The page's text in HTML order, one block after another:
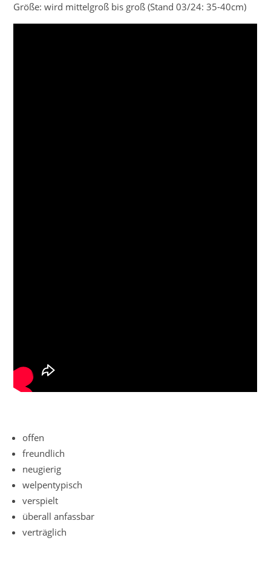
Größe: wird mittelgroß bis groß (Stand 03/24: 35-40cm)
offen
freundlich
neugierig
welpentypisch
verspielt
überall anfassbar
verträglich